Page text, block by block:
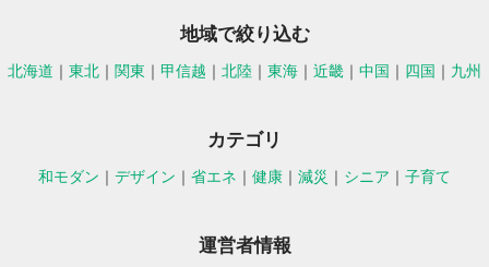
地域で絞り込む
北海道 ｜ 東北 ｜ 関東 ｜ 甲信越 ｜ 北陸 ｜ 東海 ｜ 近畿 ｜ 中国 ｜ 四国 ｜ 九州
カテゴリ
和モダン ｜ デザイン ｜ 省エネ ｜ 健康 ｜ 減災 ｜ シニア ｜ 子育て
運営者情報